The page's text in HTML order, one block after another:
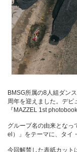
BMSG所属の8人組ダン
周年を迎えました。デビ
『MAZZEL 1st
グループ名の由来とな
el）」をテーマに、タイ
今回解禁した表紙カット